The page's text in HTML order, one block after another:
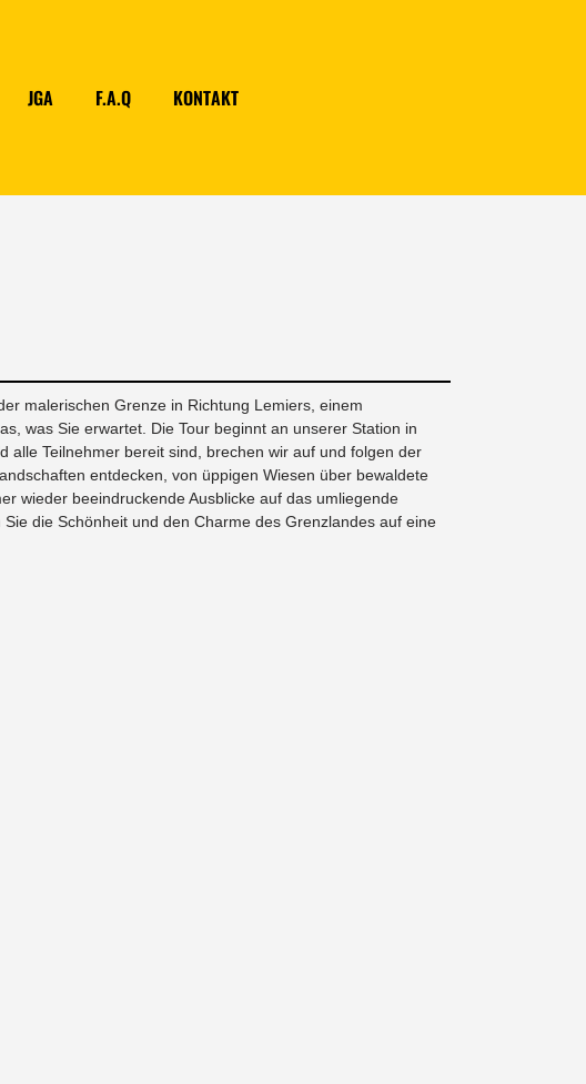
JGA F.A.Q KONTAKT
malerischen Grenze in Richtung Lemiers, einem
was Sie erwartet. Die Tour beginnt an unserer Station in
alle Teilnehmer bereit sind, brechen wir auf und folgen der
entdecken, von üppigen Wiesen über bewaldete
wieder beeindruckende Ausblicke auf das umliegende
die Schönheit und den Charme des Grenzlandes auf eine